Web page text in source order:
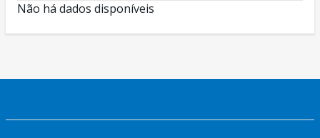
Não há dados disponíveis